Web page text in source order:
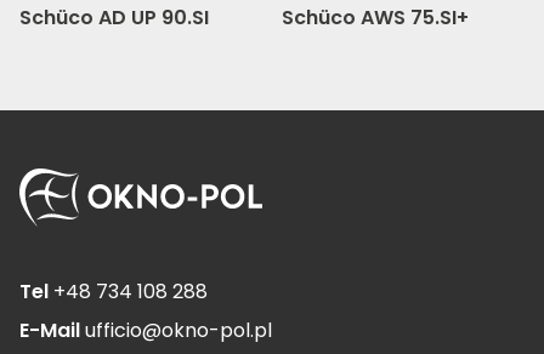
Schüco AD UP 90.SI Schüco AWS 75.SI+
Tel +48 734 108 288
E-Mailufficio@okno-pol.pl